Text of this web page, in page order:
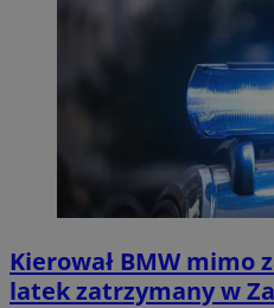
Kierował BMW mimo
latek zatrzymany w